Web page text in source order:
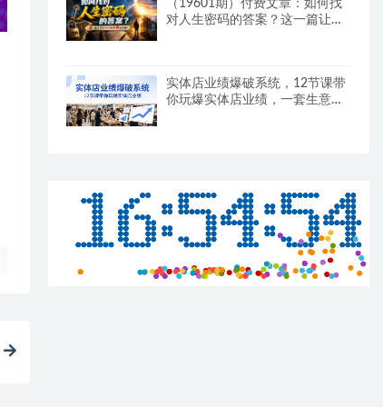
（19601期）付费文章：如何找
对人生密码的答案？这一篇让你
实体店业绩爆破系统，12节课带
你玩爆实体店业绩，一套生意人